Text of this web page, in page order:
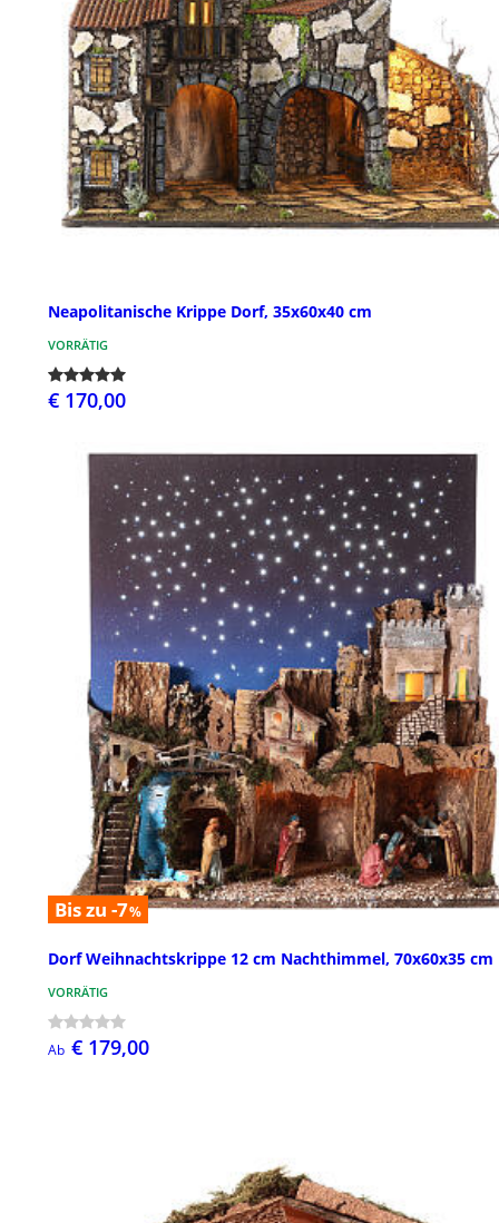
Neapolitanische Krippe Dorf, 35x60x40 cm
VORRÄTIG
€ 170,00
Bis zu -7%
Dorf Weihnachtskrippe 12 cm Nachthimmel, 70x60x35 cm
VORRÄTIG
Ab € 179,00